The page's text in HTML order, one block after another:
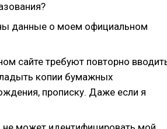
данные о моем официальном
сайте требуют повторно
копии бумажных
прописку. Даже если я